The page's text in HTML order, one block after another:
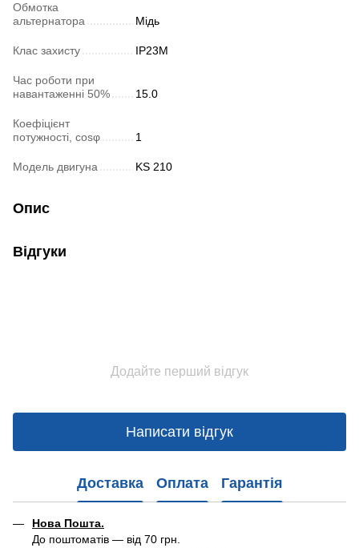
Обмотка
альтернатора
Мідь
Клас захисту IP23M
Час роботи при
навантаженні 50%
15.0
Коефіцієнт
потужності, cosφ
1
Модель двигуна KS 210
Опис
Відгуки
Додайте перший відгук
Написати відгук
Доставка Оплата Гарантія
Нова Пошта.
До поштоматів — від 70 грн.